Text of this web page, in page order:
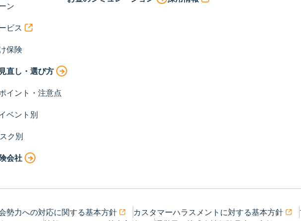
ン
ビス
保険
直し・選び方
イント・注意点
ベント別
ク別
会社
勢力への対応に関する基本方針 カスタマーハラスメントに対する基本方針